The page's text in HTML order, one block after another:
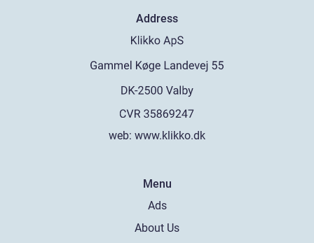
Address
web: www.klikko.dk
Menu
Ads
About Us